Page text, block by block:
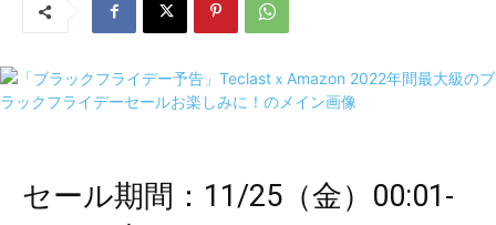
セール期間：11/25（金）00:01-